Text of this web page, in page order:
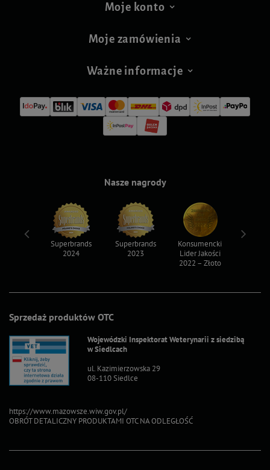
Moje konto
Moje zamówienia
Ważne informacje
Sprzedaż produktów OTC
Wojewódzki Inspektorat Weterynarii z siedzibą
w Siedlcach
ul. Kazimierzowska 29
08-110 Siedlce
https://www.mazowsze.wiw.gov.pl/
OBRÓT DETALICZNY PRODUKTAMI OTC NA ODLEGŁOŚĆ
Nasze nagrody
Superbrands
2024
Superbrands
2023
Konsumencki
Lider Jakości
2022 – Złoto